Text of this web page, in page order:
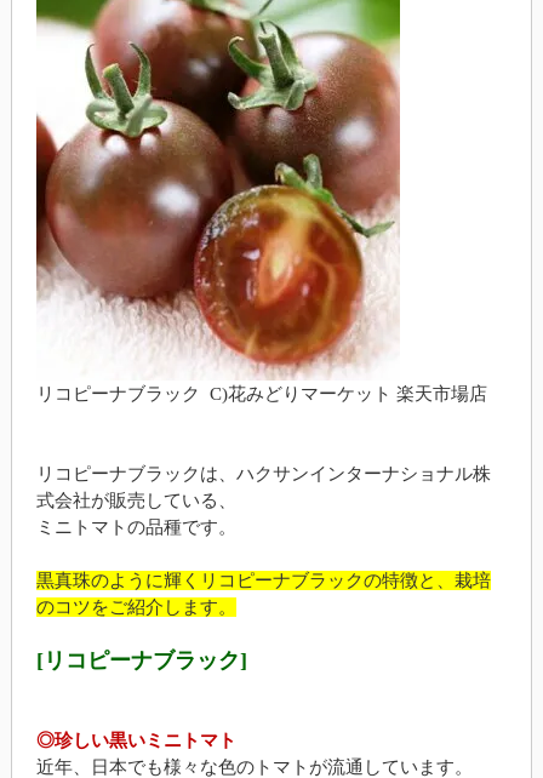
リコピーナブラック C)花みどりマーケット 楽天市場店
リコピーナブラックは、ハクサンインターナショナル株
式会社が販売している、
ミニトマトの品種です。
黒真珠のように輝くリコピーナブラックの特徴と、栽培
のコツをご紹介します。
[リコピーナブラック]
◎珍しい黒いミニトマト
近年、日本でも様々な色のトマトが流通しています。